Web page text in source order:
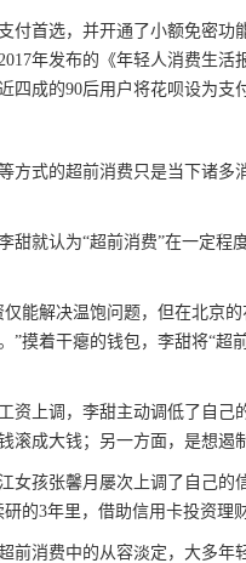
首选，并开通了小额免密功
年发布的《年轻人消费生活
四成的90后用户将花呗设为支
式的超前消费只是当下诸多
就认为“超前消费”在一定程
解决温饱问题，但在北京的
”摸着干瘪的钱包，李甜将“超
上调，李甜主动调低了自己
滚成大钱；另一方面，是想遏
孩张馨月屡次上调了自己的
的3年里，借助信用卡投资理
消费中的从容淡定，大多年